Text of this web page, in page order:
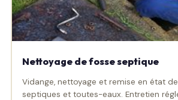
Nettoyage de fosse septique
Vidange, nettoyage et remise en état
septiques et toutes-eaux. Entretien